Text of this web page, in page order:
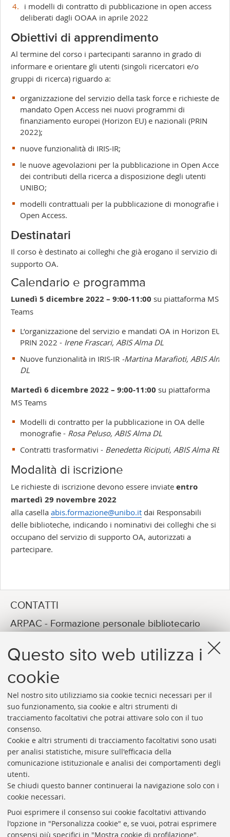
Questo sito web utilizza i
cookie
Nel nostro sito utilizziamo sia cookie tecnici necessari per il
suo funzionamento, sia cookie e altri strumenti di
tracciamento facoltativi che potrai attivare solo con il tuo
consenso.
Cookie e altri strumenti di tracciamento facoltativi sono usati
per analisi statistiche, misure sull'efficacia della
comunicazione istituzionale e analisi dei comportamenti degli
utenti.
Se chiudi questo banner continuerai la navigazione solo con i
cookie necessari.
Puoi esprimere il consenso sui cookie facoltativi attivando
l'opzione in "Personalizza cookie" e, se vuoi, potrai esprimere
consensi più specifici in "Mostra cookie di profilazione".
i modelli di contratto di pubblicazione in open access
deliberati dagli OOAA in aprile 2022
Obiettivi di apprendimento
Al termine del corso i partecipanti saranno in grado di
informare e orientare gli utenti (singoli ricercatori e/o
gruppi di ricerca) riguardo a:
organizzazione del servizio della task force e richieste del
mandato Open Access nei nuovi programmi di
finanziamento europei (Horizon EU) e nazionali (PRIN
2022);
nuove funzionalità di IRIS-IR;
le nuove agevolazioni per la pubblicazione in Open Access
dei contributi della ricerca a disposizione degli utenti
UNIBO;
modelli contrattuali per la pubblicazione di monografie in
Open Access.
Destinatari
Il corso è destinato ai colleghi che già erogano il servizio di
supporto OA.
Calendario e programma
Lunedì 5 dicembre 2022 – 9:00-11:00 su piattaforma MS
Teams
L’organizzazione del servizio e mandati OA in Horizon EU e
PRIN 2022 - Irene Frascari, ABIS Alma DL
Nuove funzionalità in IRIS-IR-Martina Marafioti, ABIS Alma
DL
Martedì 6 dicembre 2022 – 9:00-11:00 su piattaforma
MS Teams
Modelli di contratto per la pubblicazione in OA delle
monografie - Rosa Peluso, ABIS Alma DL
Contratti trasformativi - Benedetta Riciputi, ABIS Alma RE
Modalità di iscrizione
Le richieste di iscrizione devono essere inviate entro
martedì 29 novembre 2022
alla casella abis.formazione@unibo.itdai Responsabili
delle biblioteche, indicando i nominativi dei colleghi che si
occupano del servizio di supporto OA, autorizzati a
partecipare.
CONTATTI
ARPAC - Formazione personale bibliotecario
E-MAIL
arpac.formazione@unibo.it
Rubrica di Ateneo
Rss
Statistiche
Biblioteche di Ateneo
Sale studio